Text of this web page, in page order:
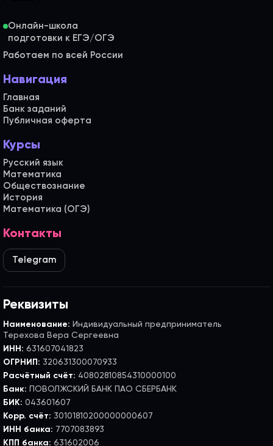
Онлайн-школа
Работаем по всей России
Навигация
Главная
Банк заданий
Публичная оферта
Курсы
Русский язык
Математика
Обществознание
История
Математика (ОГЭ)
Контакты
Telegram
Реквизиты
Наименование: Индивидуальный предприниматель
Терехова Вера Сергеевна
ИНН: 631607041823
ОГРНИП: 320631300070933
Расчётный счёт: 40802810854310000100
Банк: ПОВОЛЖСКИЙ БАНК ПАО СБЕРБАНК
БИК: 043601607
Корр. счёт: 30101810200000000607
ИНН банка: 7707083893
КПП банка: 631602006